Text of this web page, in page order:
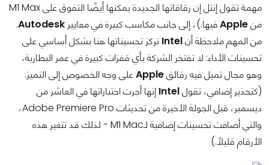
مهمة تقول إنتل إن رقاقاتها الجديدة يمكنها أيضًا التفوق على M1 Max
منAppleفيها.)، إلى جانب مكاسب كبيرة في معايير Autodesk
.
من المهم ملاحظة أنIntel تركز تحسيناتها هنا بشكل أساسي على
تحسينات الأداء: لا تفتخر الشركة بأي قفزات كبيرة في عمر البطارية،
وهو مجال تميل فيه رقائقAppleعلى وجه الخصوص إلى التميز.
(كتحذير إضافي، تقولIntel إنها أجرت اختباراتها في العاشر من
ديسمبر، قبل الجولة الأخيرة من تحديثات Adobe Premiere Pro،
والتي أضافت تحسينات إضافية لـM1 Mac - لذلك قد تتغير هذه
الأرقام قليلاً.)